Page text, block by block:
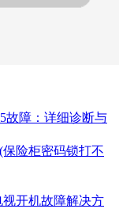
故障：详细诊断与
险柜密码锁打不
开机故障解决方